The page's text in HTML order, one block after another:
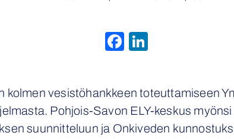
Facebook
kolmen vesistöhankkeen toteuttamiseen
Pohjois-Savon ELY-keskus
suunnitteluun ja Onkiveden